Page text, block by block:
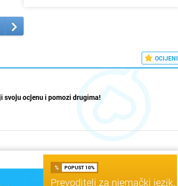
OCIJENI
svoju ocjenu i pomozi drugima!